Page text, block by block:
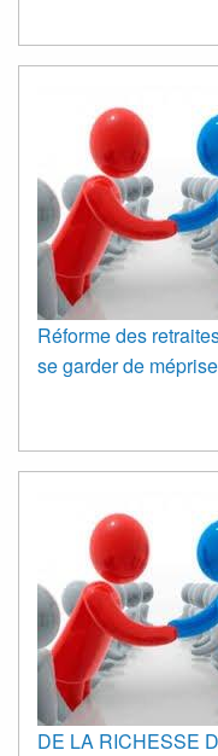
Réforme des
se garder de
DE LA RICHESSE